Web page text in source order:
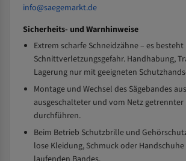
info@saegemarkt.de
Sicherheits- und Warnhinweise
Extrem scharfe Schneidzähne – es besteht
Schnittverletzungsgefahr. Handhabung,
Lagerung nur mit geeigneten
Montage und Wechsel des Sägebandes
ausgeschalteter und vom Netz getrennter
durchführen.
Beim Betrieb Schutzbrille und
lose Kleidung, Schmuck oder